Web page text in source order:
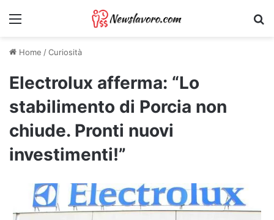
Menu
Home /Curiosità
Electrolux afferma: “Lo
stabilimento di Porcia non
chiude. Pronti nuovi
investimenti!”